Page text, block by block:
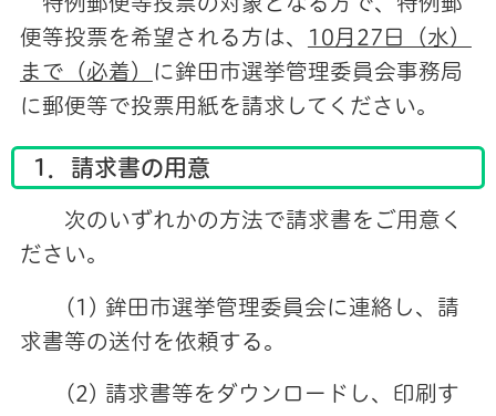
便等投票を希望される方は、
10月27日（水）
まで（必着）
に鉾田市選挙管理委員会事務局
に郵便等で投票用紙を請求してください。
1．請求書の用意
次のいずれかの方法で請求書をご用意く
ださい。
(1) 鉾田市選挙管理委員会に連絡し、請
求書等の送付を依頼する。
(2) 請求書等をダウンロードし、印刷す